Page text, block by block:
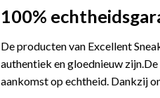
100%
De producten van Excellent
authentiek en gloednieuw
aankomst op echtheid. Dankzij